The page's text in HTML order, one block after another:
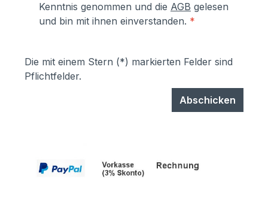
Kenntnis genommen und die AGB gelesen
und bin mit ihnen einverstanden. *
Die mit einem Stern (*) markierten Felder sind
Pflichtfelder.
Abschicken